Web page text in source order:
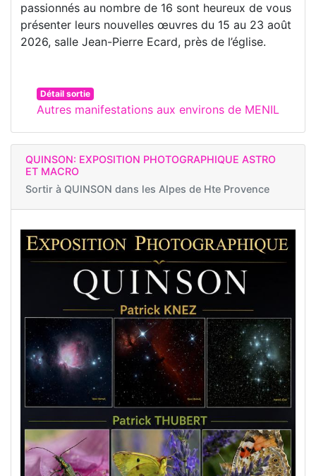
passionnés au nombre de 16 sont heureux de vous
présenter leurs nouvelles œuvres du 15 au 23 août
2026, salle Jean-Pierre Ecard, près de l’église.
Détail sortie
Autres manifestations aux environs de MENIL
QUINSON: EXPOSITION PHOTOGRAPHIQUE ASTRO
ET MACRO
Sortir à QUINSON dans les Alpes de Hte Provence